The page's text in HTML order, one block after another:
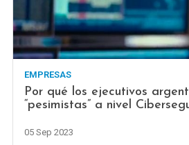
EMPRESAS
Por qué los ejecutivos
“pesimistas” a nivel
05 Sep 2023